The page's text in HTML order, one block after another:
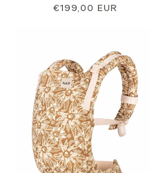
Normale
€199,00 EUR